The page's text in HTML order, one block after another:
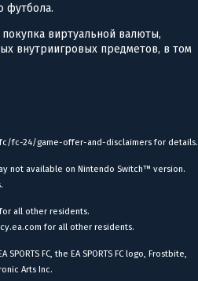
футбола.
виртуальной валюты,
внутриигровых предметов, в том
fc-24/game-offer-and-disclaimers for details.
not available on Nintendo Switch™ version.
all other residents.
for all other residents.
FC, the EA SPORTS FC logo, Frostbite,
Arts Inc.